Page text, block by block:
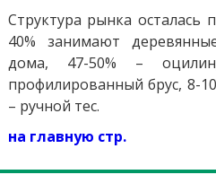
Структура рынка осталась
40% занимают
дома, 47-50% –
профилированный брус, 8-
– ручной тес.
на главную стр.